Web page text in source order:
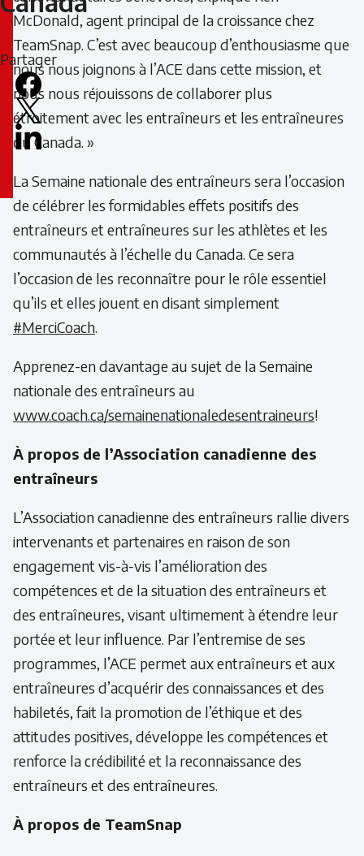
au
Canada
Partager
Facebook
X
LinkedIn
icon
McDonald, agent principal de la croissance chez
TeamSnap. C’est avec beaucoup d’enthousiasme que
nous nous joignons à l’ACE dans cette mission, et
nous nous réjouissons de collaborer plus
étroitement avec les entraîneurs et les entraîneures
du Canada. »
La Semaine nationale des entraîneurs sera l’occasion
de célébrer les formidables effets positifs des
entraîneurs et entraîneures sur les athlètes et les
communautés à l’échelle du Canada. Ce sera
l’occasion de les reconnaître pour le rôle essentiel
qu’ils et elles jouent en disant simplement
#MerciCoach.
Apprenez-en davantage au sujet de la Semaine
nationale des entraîneurs au
www.coach.ca/semainenationaledesentraineurs!
À propos de l’Association canadienne des
entraîneurs
L’Association canadienne des entraîneurs rallie divers
intervenants et partenaires en raison de son
engagement vis-à-vis l’amélioration des
compétences et de la situation des entraîneurs et
des entraîneures, visant ultimement à étendre leur
portée et leur influence. Par l’entremise de ses
programmes, l’ACE permet aux entraîneurs et aux
entraîneures d’acquérir des connaissances et des
habiletés, fait la promotion de l’éthique et des
attitudes positives, développe les compétences et
renforce la crédibilité et la reconnaissance des
entraîneurs et des entraîneures.
À propos de TeamSnap